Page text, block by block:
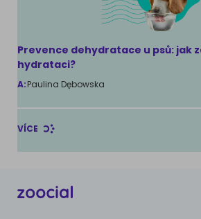
Prevence dehydratace u psů: jak
hydrataci?
A:Paulina Dębowska
VÍCE